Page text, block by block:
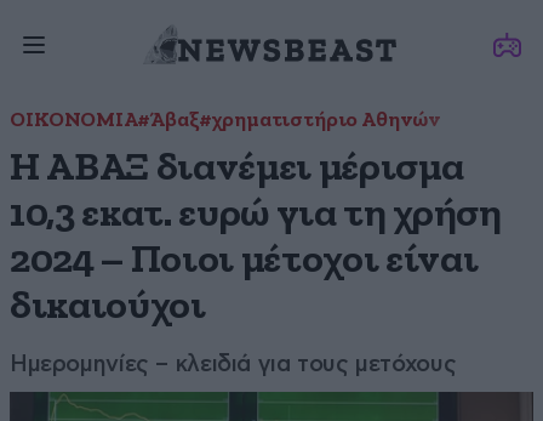
ΟΙΚΟΝΟΜΙΑ#Άβαξ#χρηματιστήριο Αθηνών
Η ΑΒΑΞ διανέμει μέρισμα
10,3 εκατ. ευρώ για τη χρήση
2024 – Ποιοι μέτοχοι είναι
δικαιούχοι
Ημερομηνίες – κλειδιά για τους μετόχους